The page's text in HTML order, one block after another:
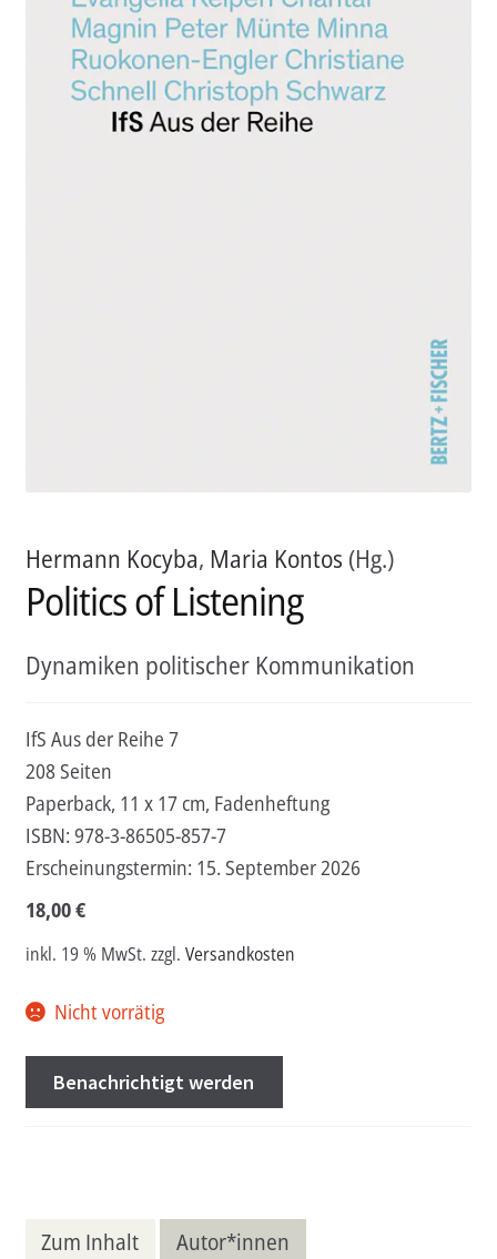
Aktuelles
Verlag
Hermann Kocyba, Maria Kontos (Hg.)
Politics of Listening
Dynamiken politischer Kommunikation
IfS Aus der Reihe 7
208 Seiten
Paperback, 11 x 17 cm, Fadenheftung
ISBN: 978-3-86505-857-7
Erscheinungstermin: 15. September 2026
18,00€
inkl. 19 % MwSt. zzgl. Versandkosten
Nicht vorrätig
Benachrichtigt werden
Zum Inhalt Autor*innen